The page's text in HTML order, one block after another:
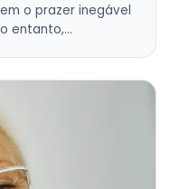
o prazer inegável
entanto,…